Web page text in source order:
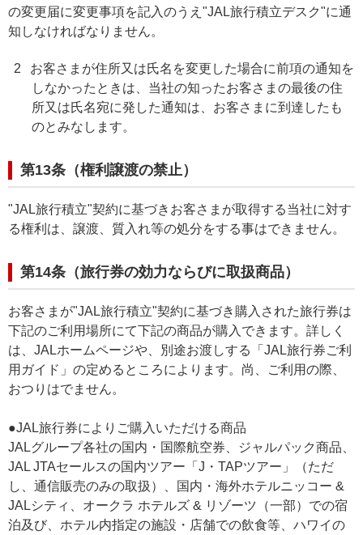
の変更届に変更事項を記入のうえ"JAL旅行積立デスク"に通
知しなければなりません。
2
お客さまが住所又は氏名を変更した場合に前項の通知を
しなかったときは、当社の知ったお客さまの最後の住
所又は氏名宛に発した通知は、お客さまに到達したも
のとみなします。
第13条（権利譲渡の禁止）
"JAL旅行積立"契約に基づきお客さまが取得する当社に対す
る権利は、譲渡、質入れ等の処分をする事はできません。
第14条（旅行券の効力ならびに取扱商品）
お客さまが"JAL旅行積立"契約に基づき購入された旅行券は
下記のご利用場所にて下記の商品が購入できます。詳しく
は、JALホームページや、別途お渡しする「JAL旅行券ご利
用ガイド」の定めるところによります。尚、ご利用の際、
おつりはでません。
●JAL旅行券によりご購入いただける商品
JALグループ各社の国内・国際航空券、ジャルパック商品、
JAL JTAセールスの国内ツアー「J・TAPツアー」（ただ
し、通信販売のみの取扱）、国内・海外ホテルニッコー &
JALシティ、オークラ ホテルズ & リゾーツ（一部）での宿
泊及び、ホテル内指定の施設・店舗での飲食等、ハワイの